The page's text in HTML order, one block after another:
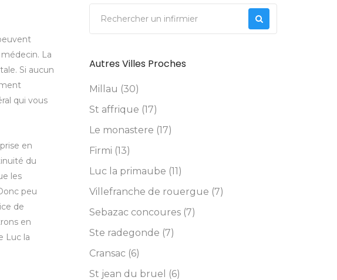
La
Si aucun
qui vous
en
du
les
peu
de
en
Luc la
Autres Villes Proches
Millau (30)
St affrique (17)
Le monastere (17)
Firmi (13)
Luc la primaube (11)
Villefranche de rouergue (7)
Sebazac concoures (7)
Ste radegonde (7)
Cransac (6)
St jean du bruel (6)